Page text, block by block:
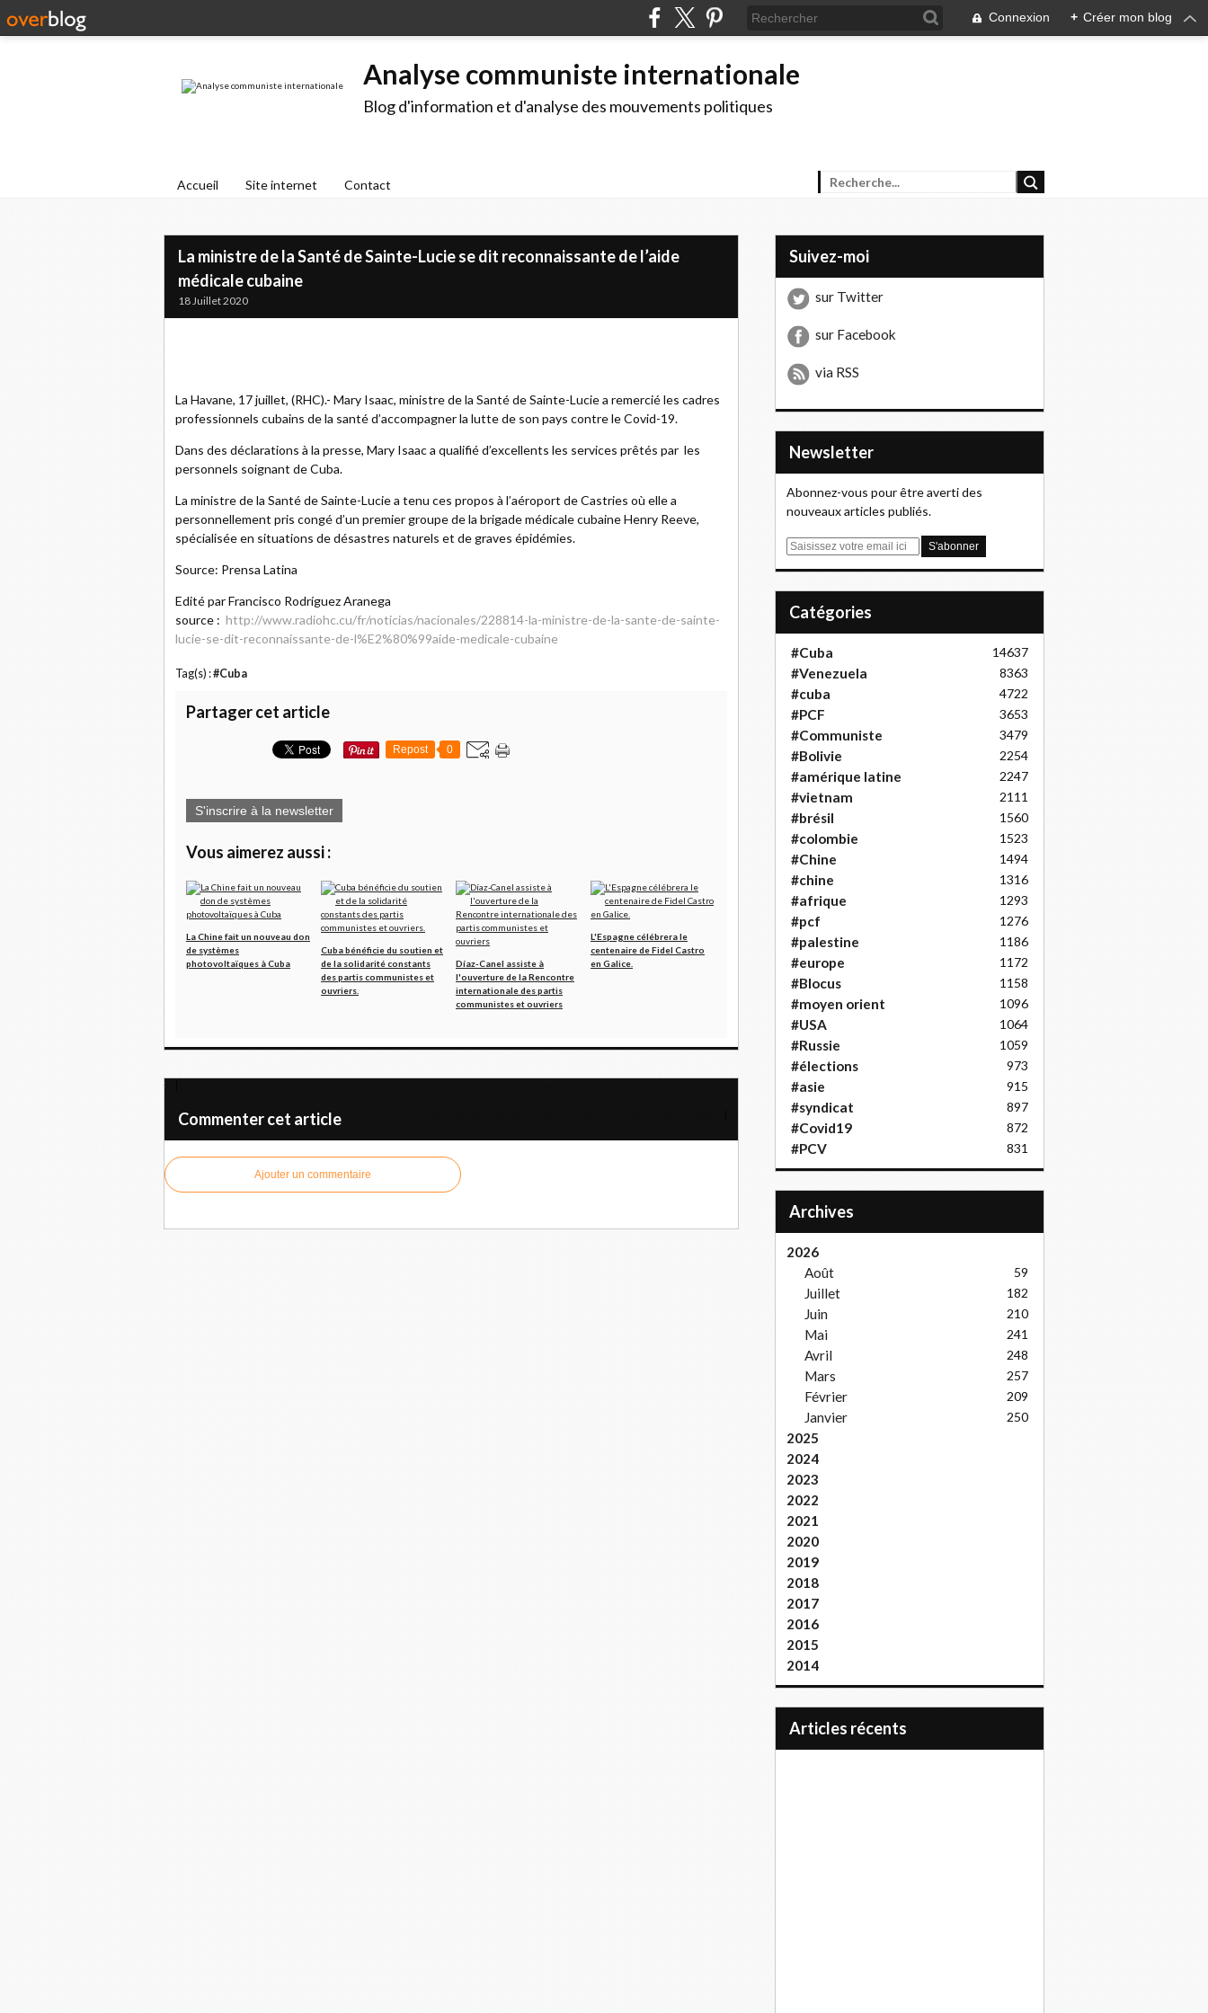
Connexion + Créer mon blog
Analyse communiste internationale
Blog d'information et d'analyse des mouvements politiques
Accueil Site internet Contact
La ministre de la Santé de Sainte-Lucie se dit reconnaissante de l’aide
médicale cubaine
18 Juillet 2020
La Havane, 17 juillet, (RHC).- Mary Isaac, ministre de la Santé de Sainte-Lucie a remercié les cadres
professionnels cubains de la santé d’accompagner la lutte de son pays contre le Covid-19.
Dans des déclarations à la presse, Mary Isaac a qualifié d’excellents les services prêtés par les
personnels soignant de Cuba.
La ministre de la Santé de Sainte-Lucie a tenu ces propos à l’aéroport de Castries où elle a
personnellement pris congé d’un premier groupe de la brigade médicale cubaine Henry Reeve,
spécialisée en situations de désastres naturels et de graves épidémies.
Source: Prensa Latina
Edité par Francisco Rodríguez Aranega
source : http://www.radiohc.cu/fr/noticias/nacionales/228814-la-ministre-de-la-sante-de-sainte-
lucie-se-dit-reconnaissante-de-l%E2%80%99aide-medicale-cubaine
Tag(s) :#Cuba
Partager cet article
Repost 0
S'inscrire à la newsletter
Vous aimerez aussi :
La Chine fait un nouveau don
de systèmes
photovoltaïques à Cuba
Cuba bénéficie du soutien et
de la solidarité constants
des partis communistes et
ouvriers.
Díaz-Canel assiste à
l'ouverture de la Rencontre
internationale des partis
communistes et ouvriers
L'Espagne célébrera le
centenaire de Fidel Castro
en Galice.
Commenter cet article
Ajouter un commentaire
Suivez-moi
sur Twitter
sur Facebook
via RSS
Newsletter
Abonnez-vous pour être averti des
nouveaux articles publiés.
E
Catégories
#Cuba 14637
#Venezuela 8363
#cuba 4722
#PCF 3653
#Communiste 3479
#Bolivie 2254
#amérique latine 2247
#vietnam 2111
#brésil 1560
#colombie 1523
#Chine 1494
#chine 1316
#afrique 1293
#pcf 1276
#palestine 1186
#europe 1172
#Blocus 1158
#moyen orient 1096
#USA 1064
#Russie 1059
#élections 973
#asie 915
#syndicat 897
#Covid19 872
#PCV 831
Archives
2026
Août
59
Juillet 182
Juin 210
Mai 241
Avril 248
Mars 257
Février 209
Janvier 250
2025
2024
2023
2022
2021
2020
2019
2018
2017
2016
2015
2014
articles récents